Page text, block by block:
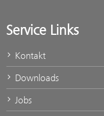
Service Links
Kontakt
Downloads
Jobs